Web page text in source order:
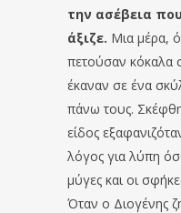
την ασέβεια
άξιζε. Μια μέρα,
πετούσαν κόκαλα
έκαναν σε ένα
πάνω τους.
είδος
λόγος για λύπη
μύγες και οι
Όταν ο Διογένης